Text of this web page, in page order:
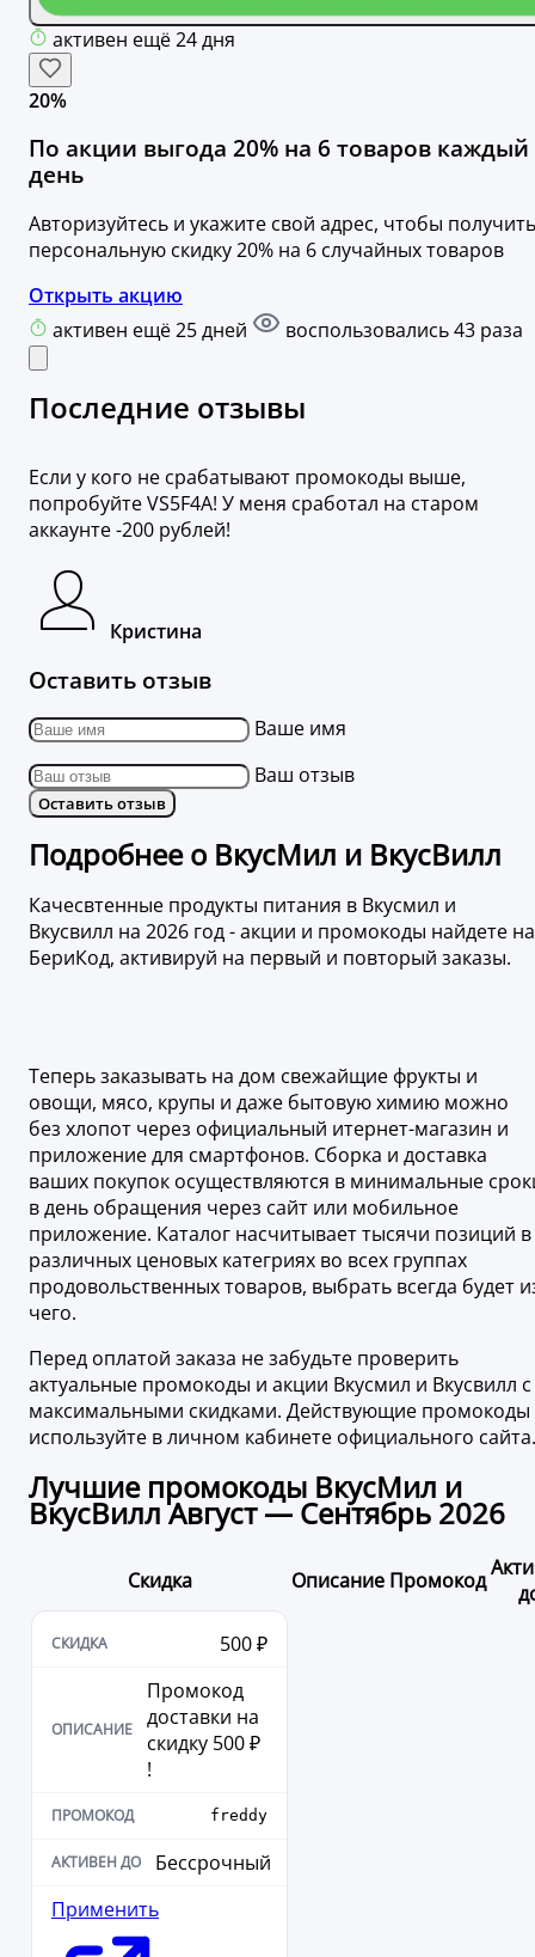
активен ещё 24 дня
20%
По акции выгода 20% на 6 товаров каждый
день
Авторизуйтесь и укажите свой адрес, чтобы получить
персональную скидку 20% на 6 случайных товаров
Открыть акцию
активен ещё 25 дней
воспользовались 43 раза
Последние отзывы
Если у кого не срабатывают промокоды выше,
попробуйте VS5F4A! У меня сработал на старом
аккаунте -200 рублей!
Кристина
Оставить отзыв
Ваше имя
Ваш отзыв
Оставить отзыв
Подробнее о ВкусМил и ВкусВилл
Качесвтенные продукты питания в Вкусмил и
Вкусвилл на 2026 год - акции и промокоды найдете на
БериКод, активируй на первый и повторый заказы.
Теперь заказывать на дом свежайщие фрукты и
овощи, мясо, крупы и даже бытовую химию можно
без хлопот через официальный итернет-магазин и
приложение для смартфонов. Сборка и доставка
ваших покупок осуществляются в минимальные
в день обращения через сайт или мобильное
приложение. Каталог насчитывает тысячи позиций в
различных ценовых категриях во всех группах
продовольственных товаров, выбрать всегда будет
чего.
Перед оплатой заказа не забудьте проверить
актуальные промокоды и акции Вкусмил и Вкусвилл с
максимальными скидками. Действующие промокоды
используйте в личном кабинете официального сайта.
Лучшие промокоды ВкусМил и
ВкусВилл Август — Сентябрь 2026
Скидка Описание Промокод
500 ₽
Промокод
доставки на
скидку 500 ₽
!
freddy
Бессрочный
Применить